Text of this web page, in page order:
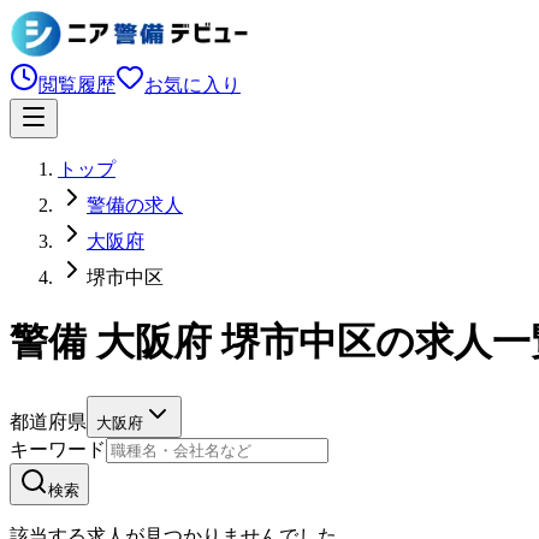
閲覧履歴 お気に入り
トップ
警備の求人
大阪府
堺市中区
警備 大阪府 堺市中区の求人
都道府県 大阪府
キーワード
検索